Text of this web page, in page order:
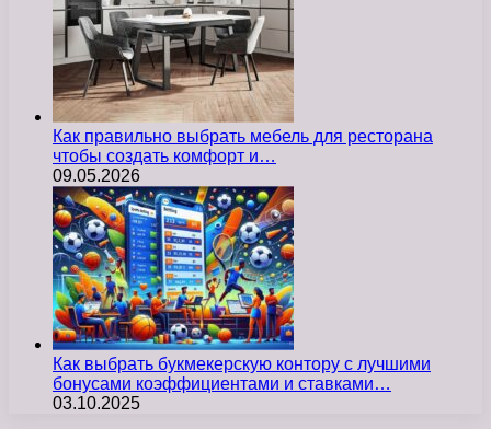
Как правильно выбрать мебель для ресторана
чтобы создать комфорт и…
09.05.2026
Как выбрать букмекерскую контору с лучшими
бонусами коэффициентами и ставками…
03.10.2025